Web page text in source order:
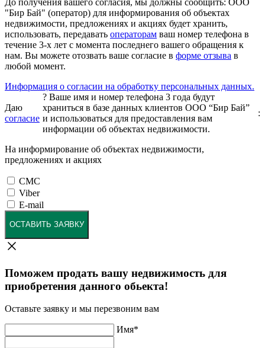
До получения вашего согласия, мы должны сообщить: ООО
"Бир Бай" (оператор) для информирования об объектах
недвижимости, предложениях и акциях будет хранить,
использовать, передавать операторам ваш номер телефона в
течение 3-х лет с момента последнего вашего обращения к
нам. Вы можете отозвать ваше согласие в форме отзыва в
любой момент.
Информация о согласии на обработку персональных данных.
Даю
согласие
? Ваше имя и номер телефона 3 года будут
храниться в базе данных клиентов ООО “Бир Бай”
и использоваться для предоставления вам
информации об объектах недвижимости.
:
На информирование об объектах недвижимости,
предложениях и акциях
СМС
Viber
E-mail
ОСТАВИТЬ ЗАЯВКУ
Поможем продать вашу недвижимость для
приобретения данного обьекта!
Оставьте заявку и мы перезвоним вам
Имя*